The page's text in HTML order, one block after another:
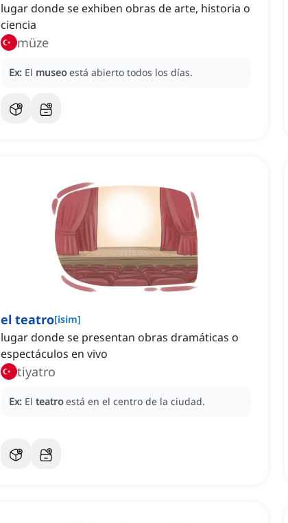
lugar donde se exhiben obras de arte, historia o
ciencia
müze
Ex: El museo está abierto todos los días.
el teatro[isim]
lugar donde se presentan obras dramáticas o
espectáculos en vivo
tiyatro
Ex: El teatro está en el centro de la ciudad.